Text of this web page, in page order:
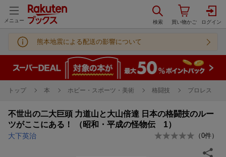
メニュー
熊本地震による配送の影響について
トップ 本 ホビー・スポーツ・美術 格闘技 プロレス
不世出の二大巨頭 力道山と大山倍達 日本の格闘技のルー
ツがここにある！ （昭和・平成の怪物伝 1）
大下英治 （0件）